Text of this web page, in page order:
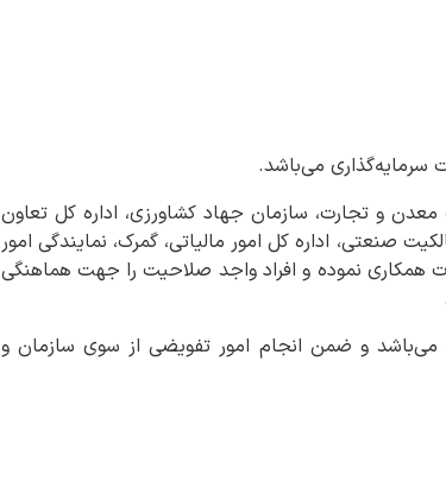
سرمایه‌گذاری می‌باشد.
و تجارت، سازمان جهاد کشاورزی، اداره کل تعاون
صنعتی، اداره کل امور مالیاتی، گمرک، نمایندگی امور
همکاری نموده و افراد واجد صلاحیت را جهت هماهنگی
می‌باشد و ضمن انجام امور تفویضی از سوی سازمان و